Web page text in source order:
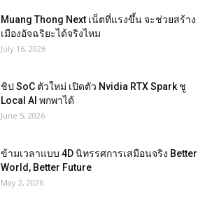
Muang Thong Next เน็ตที่แรงขึ้น จะช่วยสร้าง
เมืองอัจฉริยะได้จริงไหม
July 16, 2026
ชิป SoC ตัวใหม่ เปิดตัว Nvidia RTX Spark ชู
Local AI พกพาได้
June 5, 2026
ข้ามเวลาแบบ 4D นิทรรศการเสมือนจริง Better
World, Better Future
May 2, 2026